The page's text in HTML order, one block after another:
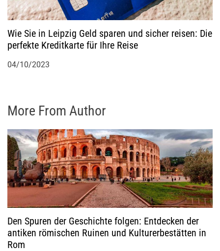
Wie Sie in Leipzig Geld sparen und sicher reisen: Die
perfekte Kreditkarte für Ihre Reise
04/10/2023
More From Author
Den Spuren der Geschichte folgen: Entdecken der
antiken römischen Ruinen und Kulturerbestätten in
Rom